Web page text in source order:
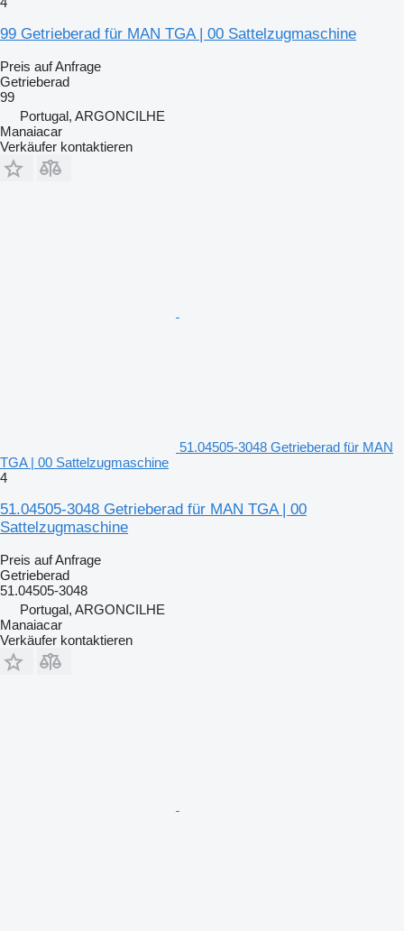
99 Getrieberad für MAN TGA | 00 Sattelzugmaschine
Preis auf Anfrage
Getrieberad
99
Portugal, ARGONCILHE
Manaiacar
Verkäufer kontaktieren
51.04505-3048 Getrieberad für MAN
TGA | 00 Sattelzugmaschine
4
51.04505-3048 Getrieberad für MAN TGA | 00
Sattelzugmaschine
Preis auf Anfrage
Getrieberad
51.04505-3048
Portugal, ARGONCILHE
Manaiacar
Verkäufer kontaktieren